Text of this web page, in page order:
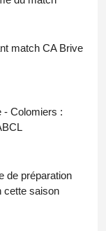
match CA Brive
- Colomiers :
de préparation
cette saison